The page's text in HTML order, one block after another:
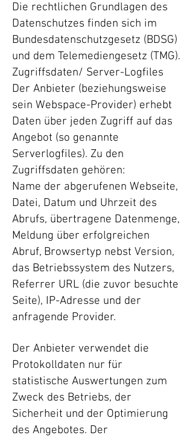
Die rechtlichen Grundlagen des
Datenschutzes finden sich im
Bundesdatenschutzgesetz (BDSG)
und dem Telemediengesetz (TMG).
Zugriffsdaten/ Server-Logfiles
Der Anbieter (beziehungsweise
sein Webspace-Provider) erhebt
Daten über jeden Zugriff auf das
Angebot (so genannte
Serverlogfiles). Zu den
Zugriffsdaten gehören:
Name der abgerufenen Webseite,
Datei, Datum und Uhrzeit des
Abrufs, übertragene Datenmenge,
Meldung über erfolgreichen
Abruf, Browsertyp nebst Version,
das Betriebssystem des Nutzers,
Referrer URL (die zuvor besuchte
Seite), IP-Adresse und der
anfragende Provider.
Der Anbieter verwendet die
Protokolldaten nur für
statistische Auswertungen zum
Zweck des Betriebs, der
Sicherheit und der Optimierung
des Angebotes. Der